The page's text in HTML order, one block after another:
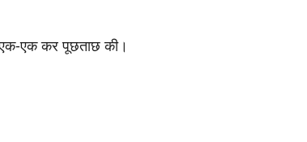
एक कर पूछताछ की।